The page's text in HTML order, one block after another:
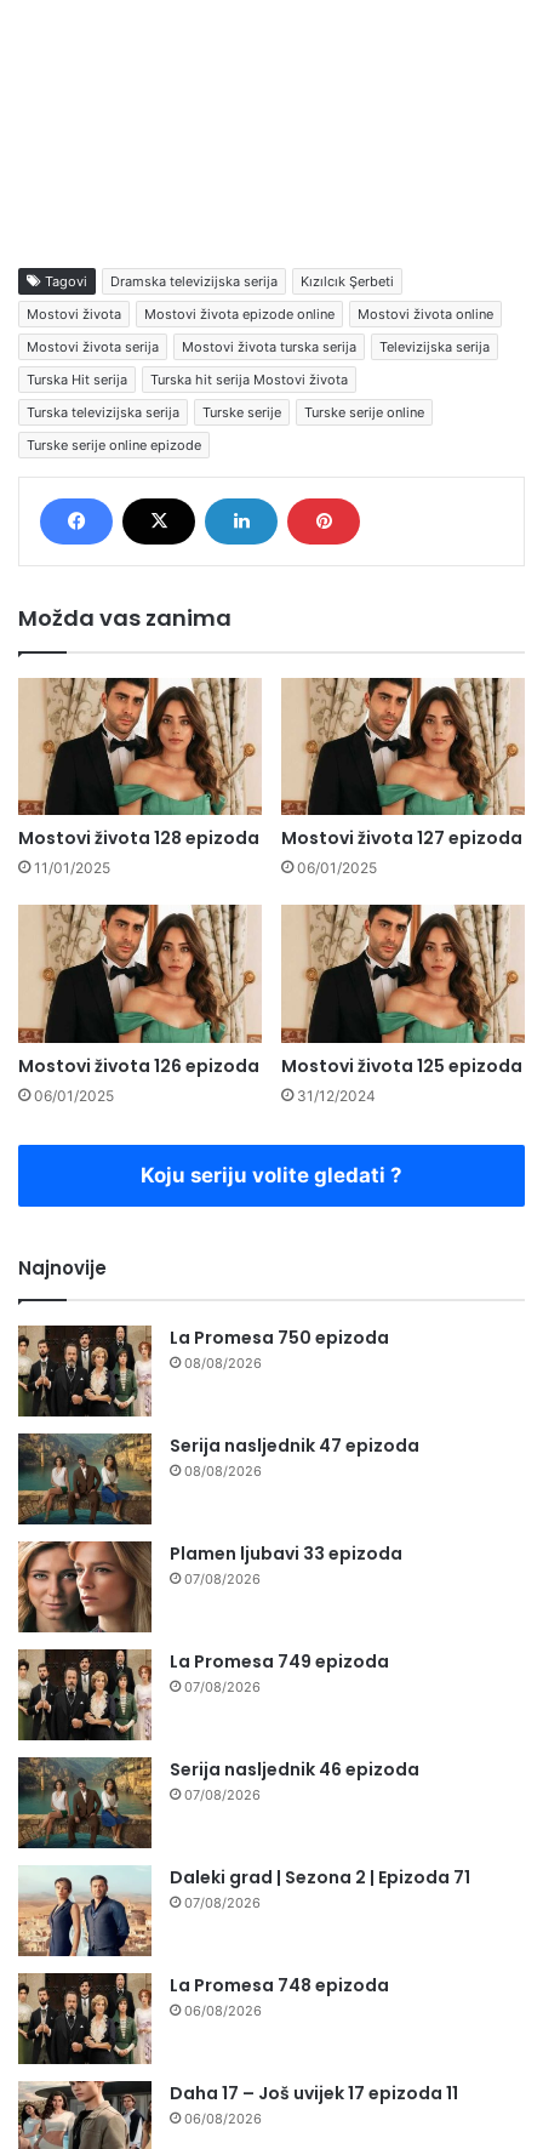
Tagovi Dramska televizijska serija
Kızılcık Şerbeti
Mostovi života
Mostovi života epizode online
Mostovi života online
Mostovi života serija
Mostovi života turska serija
Televizijska serija
Turska Hit serija
Turska hit serija Mostovi života
Turska televizijska serija
Turske serije
Turske serije online
Turske serije online epizode
Možda vas zanima
Mostovi života 128 epizoda
11/01/2025
Mostovi života 127 epizoda
06/01/2025
Mostovi života 126 epizoda
06/01/2025
Mostovi života 125 epizoda
31/12/2024
Koju seriju volite gledati ?
Najnovije
La Promesa 750 epizoda
08/08/2026
Serija nasljednik 47 epizoda
08/08/2026
Plamen ljubavi 33 epizoda
07/08/2026
La Promesa 749 epizoda
07/08/2026
Serija nasljednik 46 epizoda
07/08/2026
Daleki grad | Sezona 2 | Epizoda 71
07/08/2026
La Promesa 748 epizoda
06/08/2026
Daha 17 – Još uvijek 17 epizoda 11
06/08/2026